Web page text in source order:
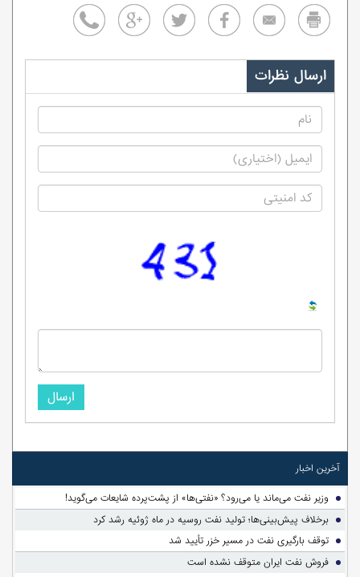
ارسال نظرات
ارسال
آخرین اخبار
وزیر نفت می‌ماند یا می‌رود؟ «نفتی‌ها» از پشت‌پرده شایعات می‌گوید!
برخلاف پیش‌بینی‌ها؛ تولید نفت روسیه در ماه ژوئیه رشد کرد
توقف بارگیری نفت در مسیر خزر تأیید شد
فروش نفت ایران متوقف نشده است